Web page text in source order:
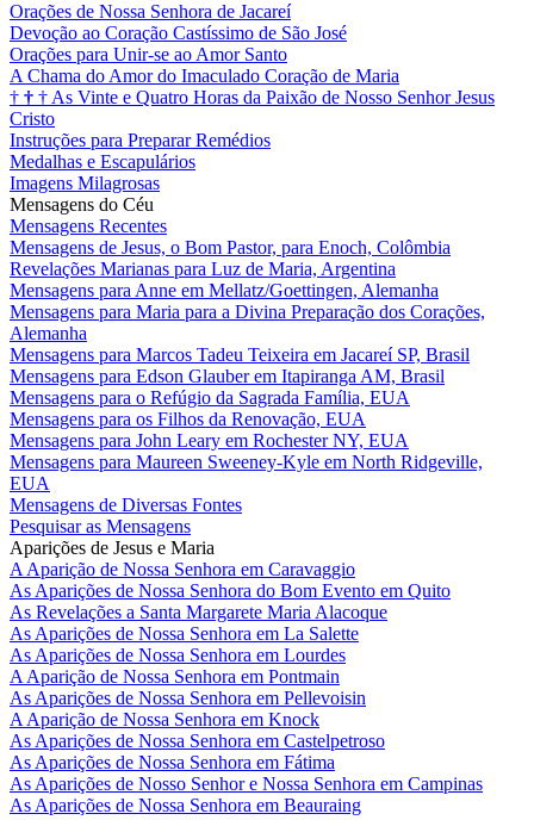
Orações de Nossa Senhora de Jacareí
Devoção ao Coração Castíssimo de São José
Orações para Unir-se ao Amor Santo
A Chama do Amor do Imaculado Coração de Maria
† † † As Vinte e Quatro Horas da Paixão de Nosso Senhor Jesus
Cristo
Instruções para Preparar Remédios
Medalhas e Escapulários
Imagens Milagrosas
Mensagens do Céu
Mensagens Recentes
Mensagens de Jesus, o Bom Pastor, para Enoch, Colômbia
Revelações Marianas para Luz de Maria, Argentina
Mensagens para Anne em Mellatz/Goettingen, Alemanha
Mensagens para Maria para a Divina Preparação dos Corações,
Alemanha
Mensagens para Marcos Tadeu Teixeira em Jacareí SP, Brasil
Mensagens para Edson Glauber em Itapiranga AM, Brasil
Mensagens para o Refúgio da Sagrada Família, EUA
Mensagens para os Filhos da Renovação, EUA
Mensagens para John Leary em Rochester NY, EUA
Mensagens para Maureen Sweeney-Kyle em North Ridgeville,
EUA
Mensagens de Diversas Fontes
Pesquisar as Mensagens
Aparições de Jesus e Maria
A Aparição de Nossa Senhora em Caravaggio
As Aparições de Nossa Senhora do Bom Evento em Quito
As Revelações a Santa Margarete Maria Alacoque
As Aparições de Nossa Senhora em La Salette
As Aparições de Nossa Senhora em Lourdes
A Aparição de Nossa Senhora em Pontmain
As Aparições de Nossa Senhora em Pellevoisin
A Aparição de Nossa Senhora em Knock
As Aparições de Nossa Senhora em Castelpetroso
As Aparições de Nossa Senhora em Fátima
As Aparições de Nosso Senhor e Nossa Senhora em Campinas
As Aparições de Nossa Senhora em Beauraing